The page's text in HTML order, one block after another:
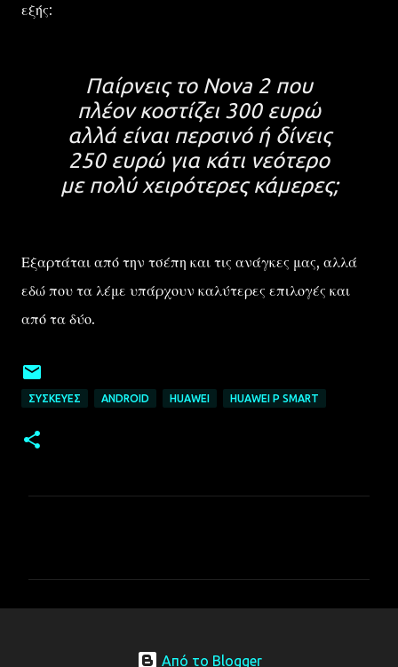
εξής:
Παίρνεις το Nova 2 που
πλέον κοστίζει 300 ευρώ
αλλά είναι περσινό ή δίνεις
250 ευρώ για κάτι νεότερο
με πολύ χειρότερες κάμερες;
Εξαρτάται από την τσέπη και τις ανάγκες μας, αλλά
εδώ που τα λέμε υπάρχουν καλύτερες επιλογές και
από τα δύο.
ΣΥΣΚΕΥΈΣ ANDROID HUAWEI HUAWEI P SMART
Από το Blogger